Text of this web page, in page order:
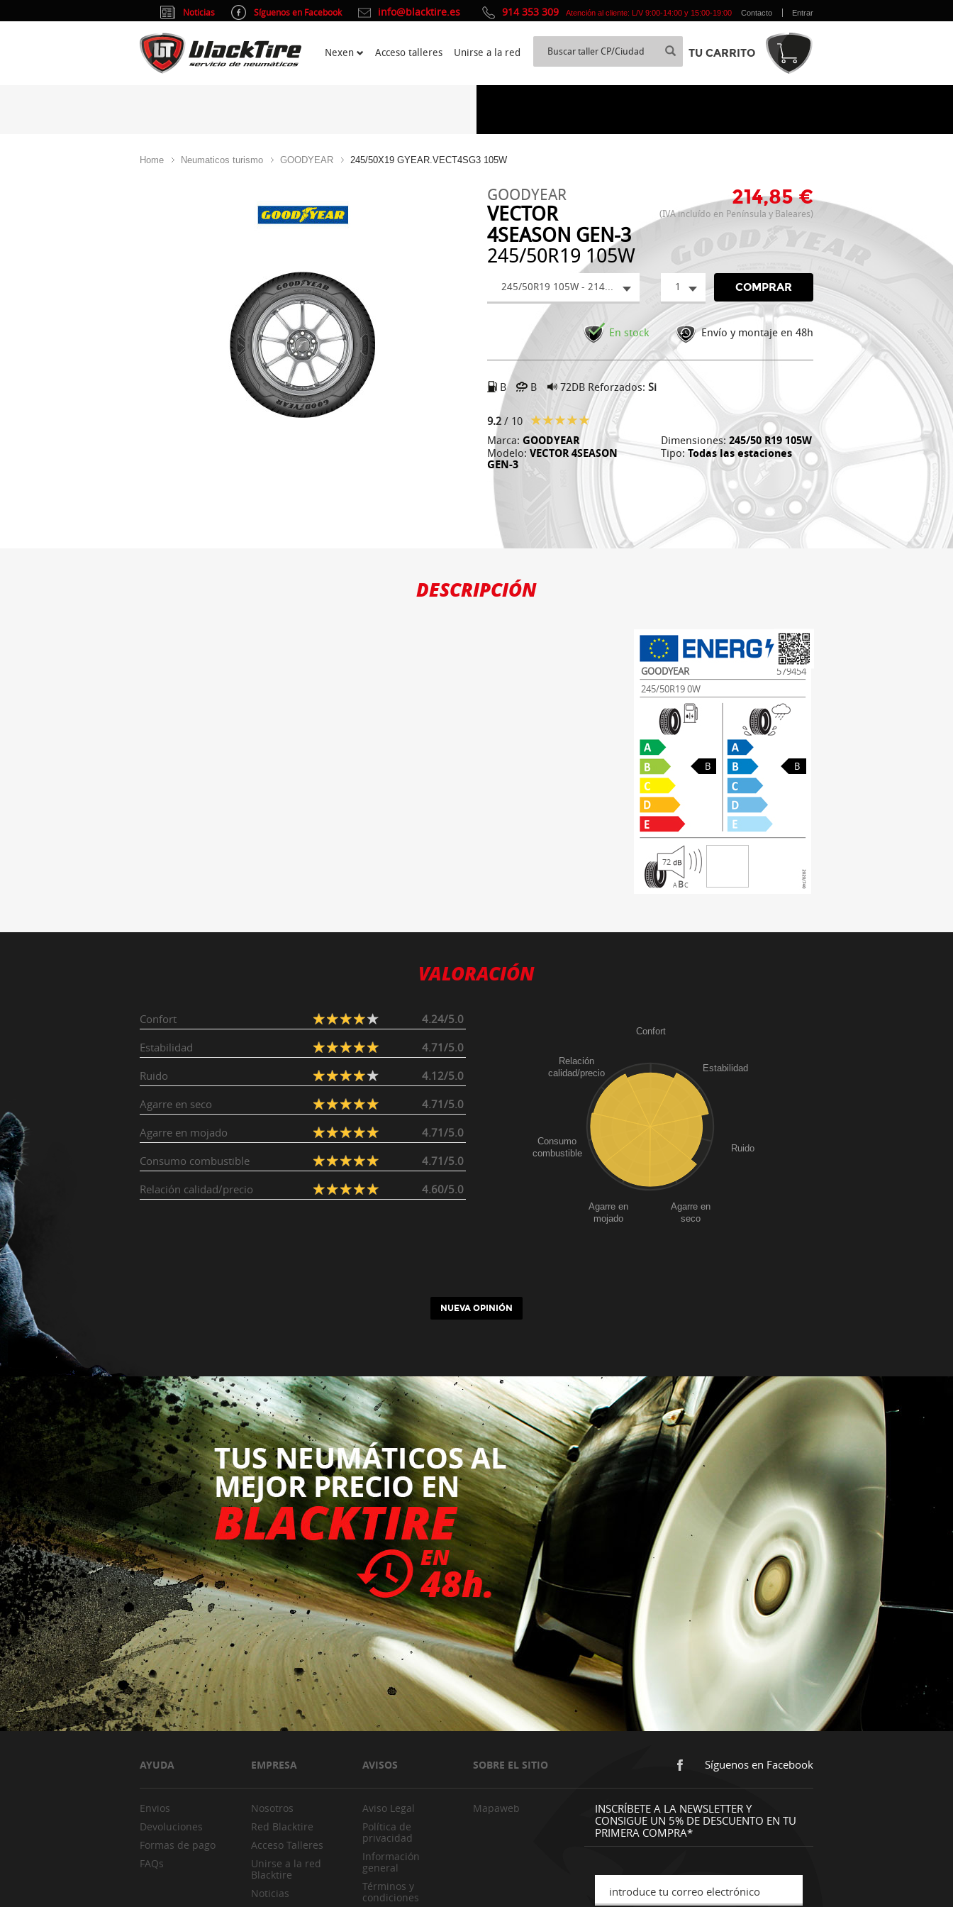
Home Neumaticos turismo GOODYEAR 245/50X19 GYEAR.VECT4SG3 105W
GOODYEAR
VECTOR
4SEASON GEN-3
245/50R19 105W
214,85 €
(IVA incluído en Península y Baleares)
245/50R19 105W - 214.85 € 1 COMPRAR
En stock Envío y montaje en 48h
B B 72DB Reforzados: Si
9.2 / 10
Marca: GOODYEAR
Modelo: VECTOR 4SEASON
GEN-3
Dimensiones: 245/50 R19 105W
Tipo: Todas las estaciones
DESCRIPCIÓN
GOODYEAR
579454
245/50R19 0W
B B
72
ABC
VALORACIÓN
Confort
4.24/5.0
Estabilidad
4.71/5.0
Ruido
4.12/5.0
Agarre en seco
4.71/5.0
Agarre en mojado
4.71/5.0
Consumo combustible
4.71/5.0
Relación calidad/precio
4.60/5.0
Confort
Estabilidad
Ruido
Agarre en
seco
Agarre en
mojado
Consumo
combustible
Relación
calidad/precio
NUEVA OPINIÓN
AYUDA EMPRESA AVISOS SOBRE EL SITIO Síguenos en Facebook
Envios
Devoluciones
Formas de pago
FAQs
Nosotros
Red Blacktire
Acceso Talleres
Unirse a la red
Blacktire
Noticias
Aviso Legal
Política de
privacidad
Información
general
Términos y
condiciones
Mapaweb
INSCRÍBETE A LA NEWSLETTER Y
CONSIGUE UN 5% DE DESCUENTO EN TU
PRIMERA COMPRA*
introduce tu correo electrónico
Noticias Síguenos en Facebook info@blacktire.es 914 353 309 Atención al cliente: L/V 9:00-14:00 y 15:00-19:00 Contacto Entrar
Nexen Acceso talleres Unirse a la red TU CARRITO